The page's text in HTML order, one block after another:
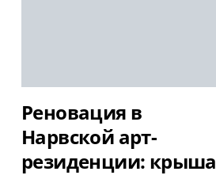
Реновация в
Нарвской арт-
резиденции: крыша